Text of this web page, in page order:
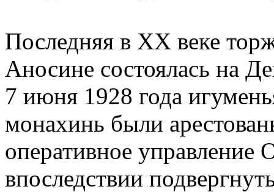
Последняя в XX веке
Аносине состоялась на
7 июня 1928 года
монахинь были
оперативное
впоследствии